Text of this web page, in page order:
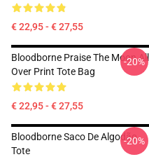
€ 22,95 - € 27,55
Bloodborne Praise The Moon All
Over Print Tote Bag
€ 22,95 - € 27,55
-20%
Bloodborne Saco De Algodão
Tote
-20%